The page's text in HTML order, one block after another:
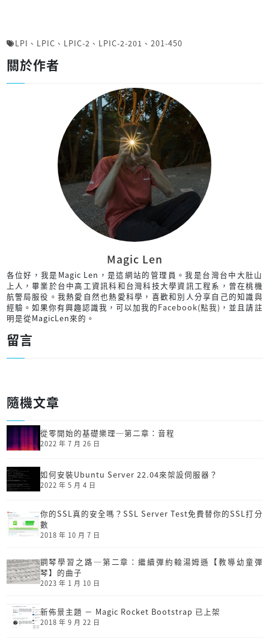
LPI 、 LPIC 、 LPIC-2 、 LPIC-2-201 、 201-450
關於作者
Magic Len
各位好，我是Magic Len，是這網站的管理員。我是台灣台中大肚山
上人，畢業於台中高工資訊科和台灣科技大學資訊工程系，曾在桃機
航警局服役。我熱愛自然也熱愛科學，喜歡和別人分享自己的知識與
經驗。如果你有興趣認識我，可以加我的Facebook(點我) ，並且請註
明是從MagicLen來的。
留言
隨機文章
從零開始的基礎樂理─第二章：音程
2022 年 7 月 26 日
如何安裝Ubuntu Server 22.04來架設伺服器？
2022 年 5 月 4 日
你的SSL真的安全嗎？SSL Server Test免費替你的SSL打分
數
2018 年 10 月 7 日
鋼琴學習之路─第二章：繼續彈約翰湯姆遜【教導幼童彈
琴】的曲子
2023 年 1 月 10 日
新佈景主題 － Magic Rocket Bootstrap 已上架
2018 年 9 月 22 日